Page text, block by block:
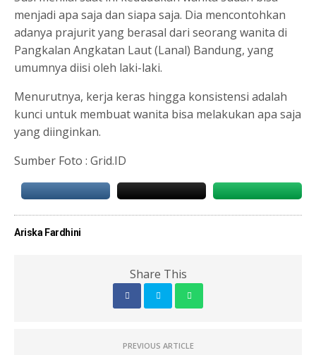
menjadi apa saja dan siapa saja. Dia mencontohkan
adanya prajurit yang berasal dari seorang wanita di
Pangkalan Angkatan Laut (Lanal) Bandung, yang
umumnya diisi oleh laki-laki.
Menurutnya, kerja keras hingga konsistensi adalah
kunci untuk membuat wanita bisa melakukan apa saja
yang diinginkan.
Sumber Foto : Grid.ID
Ariska Fardhini
Share This
PREVIOUS ARTICLE